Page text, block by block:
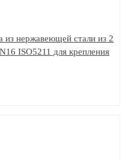
из нержавеющей стали из 2
ISO5211 для крепления